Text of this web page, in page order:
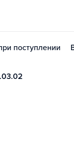
поступлении